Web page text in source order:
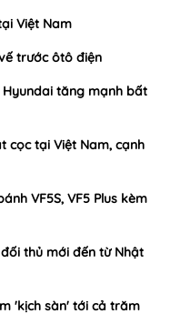
Việt Nam
trước ôtô điện
Hyundai tăng mạnh bất
cọc tại Việt Nam, cạnh
VF5S, VF5 Plus kèm
thủ mới đến từ Nhật
'kịch sàn' tới cả trăm